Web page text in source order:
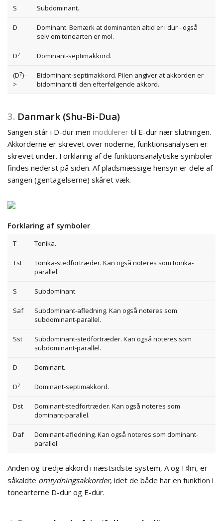
S Subdominant.
D
Dominant. Bemærk at dominanten altid er i dur - også
selv om tonearten er mol.
D7 Dominant-septimakkord.
(D7)-
>
Bidominant-septimakkord. Pilen angiver at akkorden er
bidominant til den efterfølgende akkord.
3. Danmark (Shu-Bi-Dua)
Sangen står i D-dur men modulerer til E-dur nær slutningen.
Akkorderne er skrevet over noderne, funktionsanalysen er
skrevet under. Forklaring af de funktionsanalytiske symboler
findes nederst på siden. Af pladsmæssige hensyn er dele af
sangen (gentagelserne) skåret væk.
Forklaring af symboler
T Tonika.
Tst
Tonika-stedfortræder. Kan også noteres som tonika-
parallel.
S Subdominant.
Saf
Subdominant-afledning. Kan også noteres som
subdominant-parallel.
Sst
Subdominant-stedfortræder. Kan også noteres som
subdominant-parallel.
D Dominant.
D7 Dominant-septimakkord.
Dst
Dominant-stedfortræder. Kan også noteres som
dominant-parallel.
Daf
Dominant-afledning. Kan også noteres som dominant-
parallel.
Anden og tredje akkord i næstsidste system, A og F♯m, er
såkaldte omtydningsakkorder, idet de både har en funktion i
tonearterne D-dur og E-dur.